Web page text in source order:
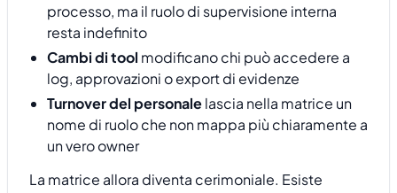
processo, ma il ruolo di supervisione interna
resta indefinito
Cambi di tool modificano chi può accedere a
log, approvazioni o export di evidenze
Turnover del personalelascia nella matrice un
nome di ruolo che non mappa più chiaramente a
un vero owner
La matrice allora diventa cerimoniale. Esiste